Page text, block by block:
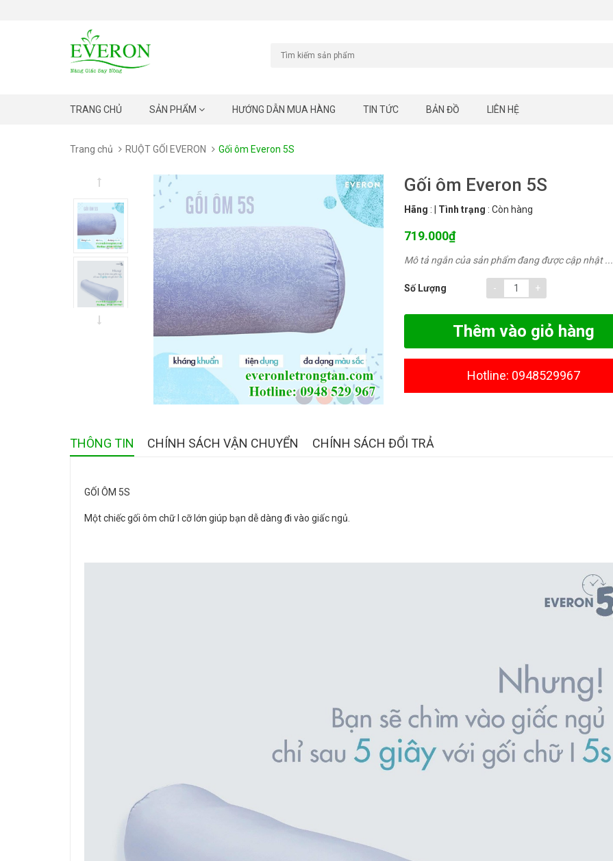
TRANG CHỦ SẢN PHẨM HƯỚNG DẪN MUA HÀNG TIN TỨC BẢN ĐỒ LIÊN HỆ
Trang chủ RUỘT GỐI EVERON Gối ôm Everon 5S
Gối ôm Everon 5S
Hãng : Tình trạng : Còn hàng
719.000₫
Mô tả ngắn của sản phẩm đang được cập nhật ...
Số Lượng - +
Thêm vào giỏ hàng
Hotline: 0948529967
THÔNG TIN CHÍNH SÁCH VẬN CHUYỂN CHÍNH SÁCH ĐỔI TRẢ
GỐI ÔM 5S
Một chiếc gối ôm chữ I cỡ lớn giúp bạn dễ dàng đi vào giấc ngủ.